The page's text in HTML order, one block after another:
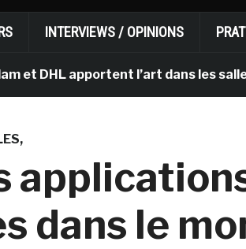
INTERVIEWS / OPINIONS
apportent l’art dans les salles de
dans le